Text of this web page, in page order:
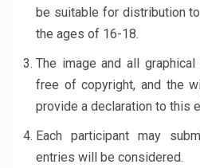
be suitable for distribution
the ages of 16-18.
The image and all
free of copyright, and the
provide a declaration to this
Each participant may
entries will be considered.